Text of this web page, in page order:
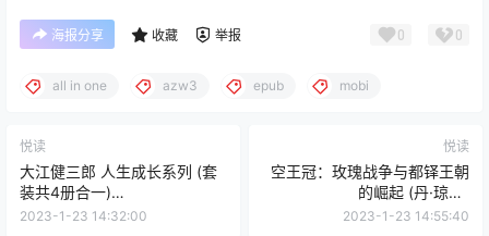
海报分享 收藏 举报 0 0
all in one azw3 epub mobi
悦读
大江健三郎 人生成长系列 (套
装共4册合一)
(mobi+azw3+epub)
2023-1-23 14:32:00
悦读
空王冠：玫瑰战争与都铎王朝
的崛起 (丹·琼斯)
(mobi+azw3+epub)
2023-1-23 14:55:40